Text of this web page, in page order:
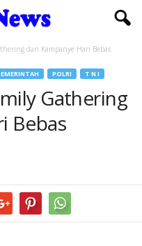
dan Kampanye Hari Bebas
POLRI T N I
Gathering
Bebas